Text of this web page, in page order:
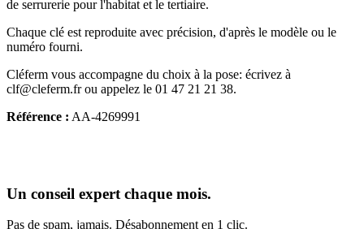
de serrurerie pour l'habitat et le tertiaire.
Chaque clé est reproduite avec précision, d'après le modèle ou le
numéro fourni.
Cléferm vous accompagne du choix à la pose: écrivez à
clf@cleferm.fr ou appelez le 01 47 21 21 38.
Référence : AA-4269991
Un conseil expert chaque mois.
Pas de spam, jamais. Désabonnement en 1 clic.